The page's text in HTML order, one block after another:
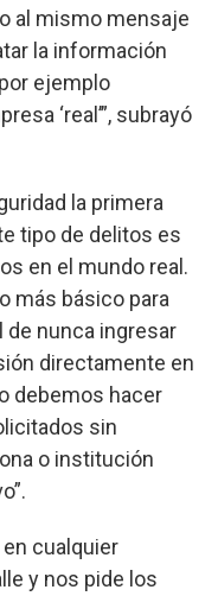
al mismo mensaje
la información
ejemplo
‘real’”, subrayó
la primera
tipo de delitos es
en el mundo real.
más básico para
de nunca ingresar
directamente en
debemos hacer
sin
o institución
cualquier
y nos pide los